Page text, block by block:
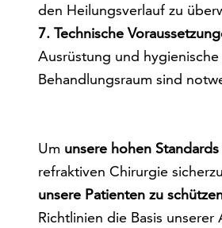
den Heilungsverlauf zu
7. Technische
Ausrüstung und hygienische
Behandlungsraum sind
Um unsere hohen Standards
refraktiven Chirurgie
unsere Patienten zu
Richtlinien die Basis unserer